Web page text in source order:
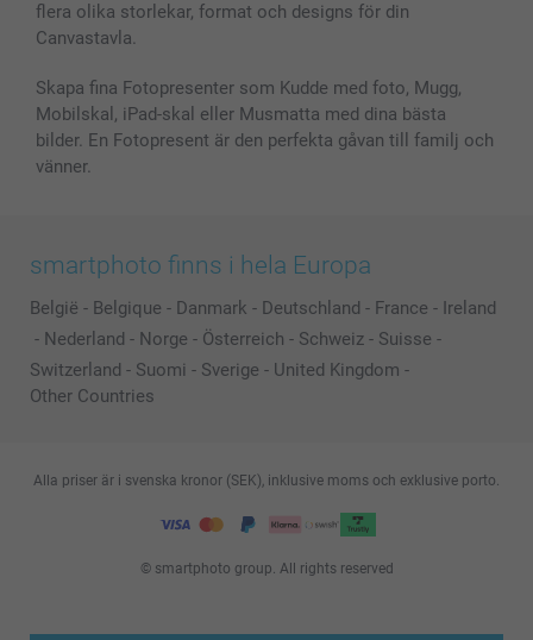
flera olika storlekar, format och designs för din
Canvastavla.
Skapa fina Fotopresenter som Kudde med foto, Mugg,
Mobilskal, iPad-skal eller Musmatta med dina bästa
bilder. En Fotopresent är den perfekta gåvan till familj och
vänner.
smartphoto finns i hela Europa
België - Belgique - Danmark - Deutschland - France - Ireland
- Nederland - Norge - Österreich - Schweiz - Suisse -
Switzerland - Suomi - Sverige - United Kingdom -
Other Countries
© smartphoto group. All rights reserved
Alla priser är i svenska kronor (SEK), inklusive moms och exklusive porto.